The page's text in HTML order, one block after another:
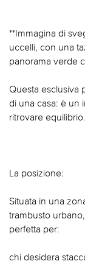
**Immagina di
uccelli, con una
panorama verde
Questa esclusiva
di una casa: è un
ritrovare equilibrio.
La posizione:
Situata in una
trambusto
perfetta per:
chi desidera